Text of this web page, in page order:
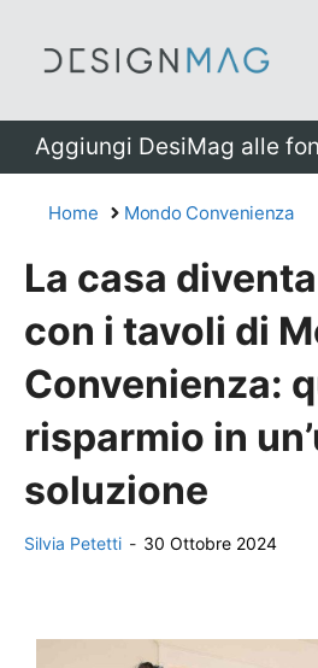
Aggiungi DesiMag alle
Home Mondo Convenienza
La casa
con i tavoli di
Convenienza:
risparmio in
soluzione
Silvia Petetti - 30 Ottobre 2024